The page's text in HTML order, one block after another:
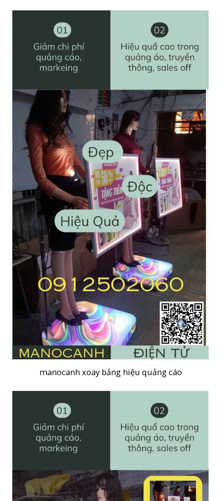
manocanh xoay bảng hiệu quảng cáo